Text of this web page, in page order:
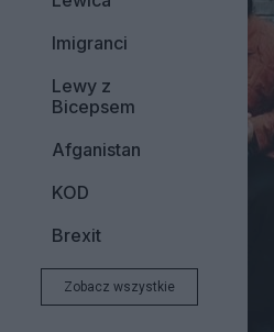
Imigranci
Lewy z
Bicepsem
Afganistan
KOD
Brexit
Zobacz wszystkie